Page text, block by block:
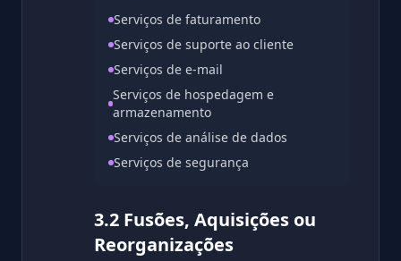
Serviços de faturamento
Serviços de suporte ao cliente
Serviços de e-mail
Serviços de hospedagem e
armazenamento
Serviços de análise de dados
Serviços de segurança
3.2 Fusões, Aquisições ou
Reorganizações